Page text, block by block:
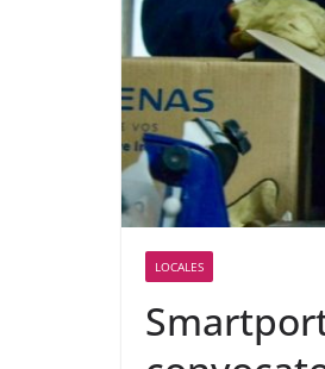
LOCALES